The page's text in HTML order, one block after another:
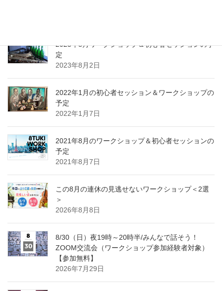
2023年8月ワークショップ＆初心者セッションの予
定
2023年8月2日
2022年1月の初心者セッション＆ワークショップの
予定
2022年1月7日
2021年8月のワークショップ＆初心者セッションの
予定
2021年8月7日
この8月の連休の見逃せないワークショップ＜2選
＞
2026年8月8日
8/30（日）夜19時～20時半/みんなで話そう！
ZOOM交流会（ワークショップ参加経験者対象）
【参加無料】
2026年7月29日